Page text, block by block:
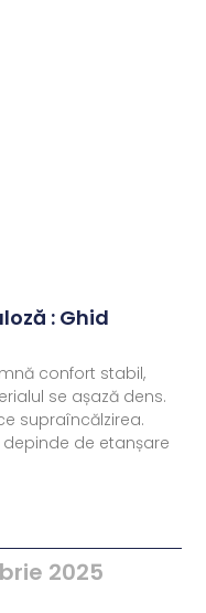
: Ghid
confort stabil,
se așază dens.
supraîncălzirea.
de etanșare
2025